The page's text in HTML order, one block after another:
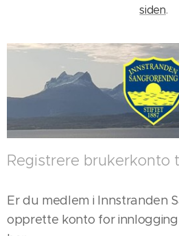
siden.
Registrere brukerkonto
Er du medlem i Innstranden
opprette konto for